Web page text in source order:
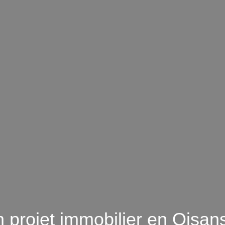
projet immobilier en